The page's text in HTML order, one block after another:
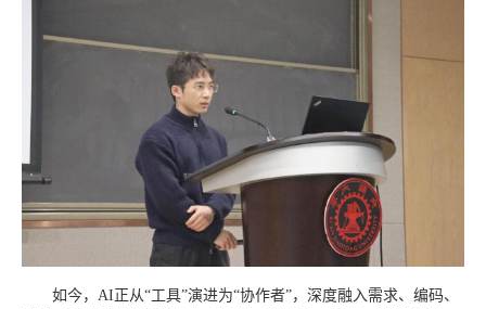
如今，AI正从“工具”演进为“协作者”，深度融入需求、编码、